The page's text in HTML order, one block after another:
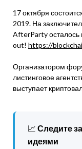
17 октября
2019. На
AfterParty осталось
out! https://
Организатором
листинговое
выступает
📈 Следите
идеями